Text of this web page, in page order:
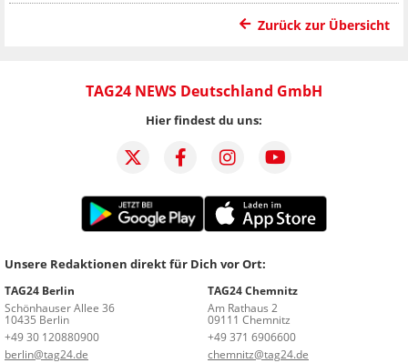
Zurück zur Übersicht
TAG24 NEWS Deutschland GmbH
Hier findest du uns:
Unsere Redaktionen direkt für Dich vor Ort:
TAG24 Berlin
Schönhauser Allee 36
10435 Berlin
+49 30 120880900
berlin@tag24.de
TAG24 Chemnitz
Am Rathaus 2
09111 Chemnitz
+49 371 6906600
chemnitz@tag24.de